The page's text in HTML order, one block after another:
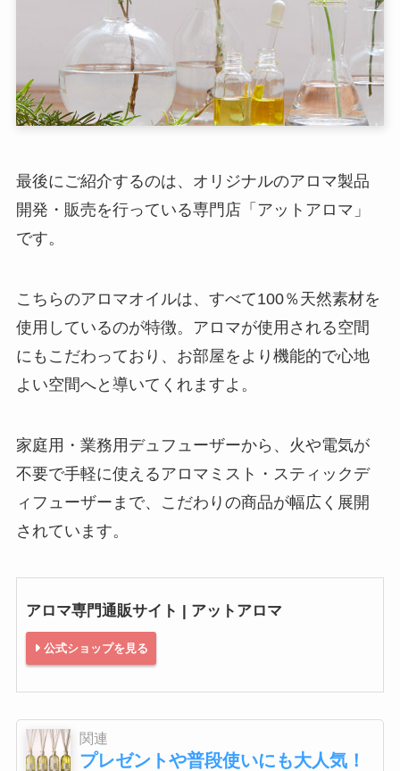
最後にご紹介するのは、オリジナルのアロマ製品
開発・販売を行っている専門店「アットアロマ」
です。
こちらのアロマオイルは、すべて100％天然素材を
使用しているのが特徴。アロマが使用される空間
にもこだわっており、お部屋をより機能的で心地
よい空間へと導いてくれますよ。
家庭用・業務用デュフューザーから、火や電気が
不要で手軽に使えるアロマミスト・スティックデ
ィフューザーまで、こだわりの商品が幅広く展開
されています。
アロマ専門通販サイト | アットアロマ
公式ショップを見る
関連
プレゼントや普段使いにも大人気！